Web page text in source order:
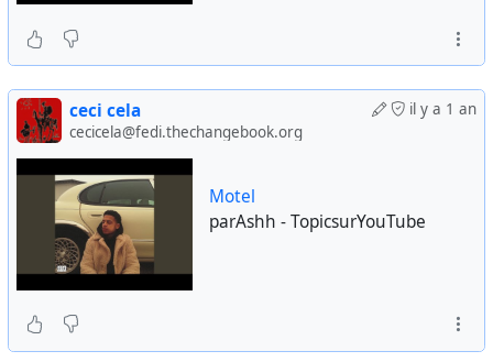
il y a 1 an
ceci cela
cecicela@fedi.thechangebook.org
Motel
parAshh - TopicsurYouTube